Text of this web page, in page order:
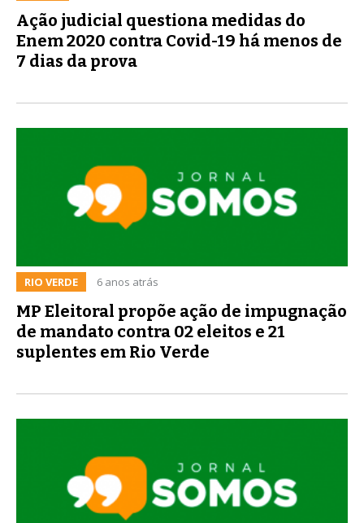
Ação judicial questiona medidas do
Enem 2020 contra Covid-19 há menos de
7 dias da prova
RIO VERDE 6 anos atrás
MP Eleitoral propõe ação de impugnação
de mandato contra 02 eleitos e 21
suplentes em Rio Verde